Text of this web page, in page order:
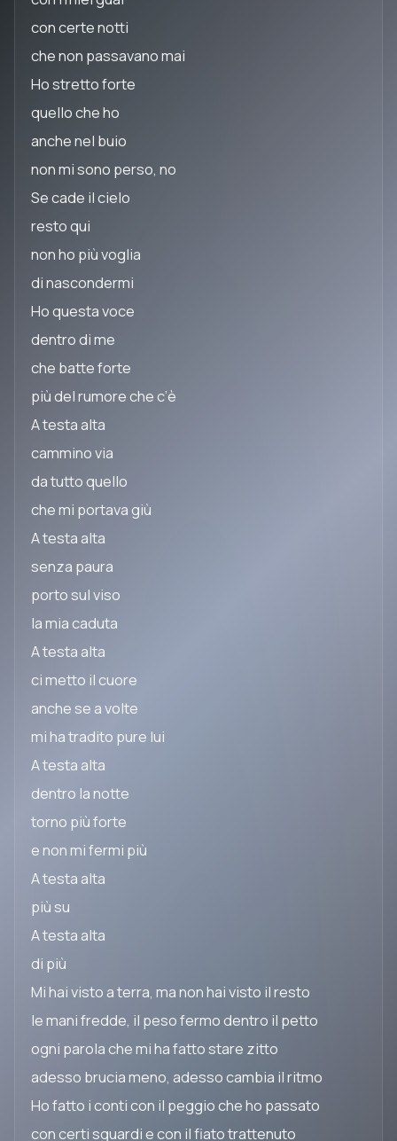
con certe notti
che non passavano mai
Ho stretto forte
quello che ho
anche nel buio
non mi sono perso, no
Se cade il cielo
resto qui
non ho più voglia
di nascondermi
Ho questa voce
dentro di me
che batte forte
più del rumore che c’è
A testa alta
cammino via
da tutto quello
che mi portava giù
A testa alta
senza paura
porto sul viso
la mia caduta
A testa alta
ci metto il cuore
anche se a volte
mi ha tradito pure lui
A testa alta
dentro la notte
torno più forte
e non mi fermi più
A testa alta
più su
A testa alta
di più
Mi hai visto a terra, ma non hai visto il resto
le mani fredde, il peso fermo dentro il petto
ogni parola che mi ha fatto stare zitto
adesso brucia meno, adesso cambia il ritmo
Ho fatto i conti con il peggio che ho passato
con certi sguardi e con il fiato trattenuto